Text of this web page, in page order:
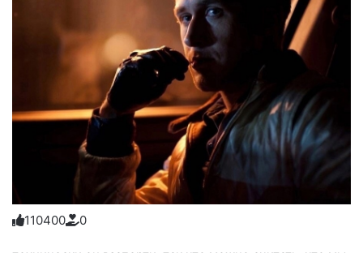
Голосуйте
11
Нажмите
0
Нажмите
4
Нажмите
0
Нажмите
0
Нажмите
0